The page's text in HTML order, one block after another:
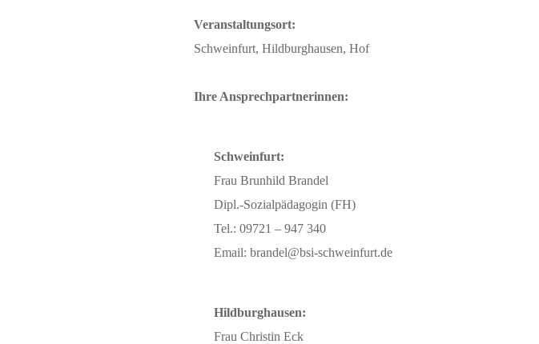
Veranstaltungsort:
Schweinfurt, Hildburghausen, Hof
Ihre Ansprechpartnerinnen:
Schweinfurt:
Frau Brunhild Brandel
Dipl.-Sozialpädagogin (FH)
Tel.: 09721 – 947 340
Email: brandel@bsi-schweinfurt.de
Hildburghausen:
Frau Christin Eck